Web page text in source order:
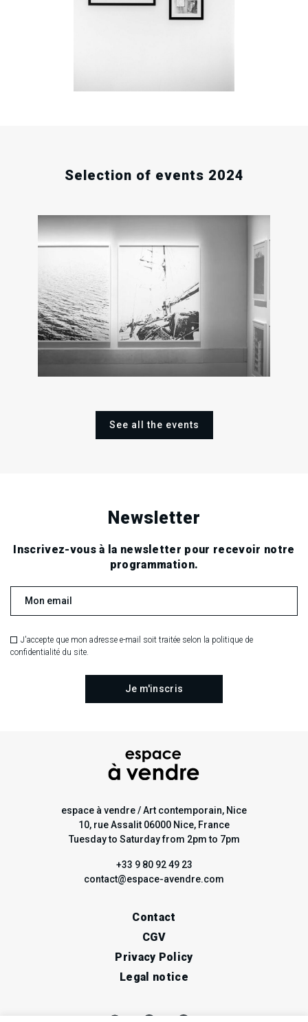
Selection of events 2024
16
Sat
Nov
2024
02
Sun
Mar
2025
See all the events
Newsletter
Inscrivez-vous à la newsletter pour recevoir notre
programmation.
J'accepte que mon adresse e-mail soit traitée selon la politique de
confidentialité du site.
espace à vendre / Art contemporain, Nice
10, rue Assalit 06000 Nice, France
Tuesday to Saturday from 2pm to 7pm
+33 9 80 92 49 23
contact@espace-avendre.com
Contact
CGV
Privacy Policy
Legal notice
...